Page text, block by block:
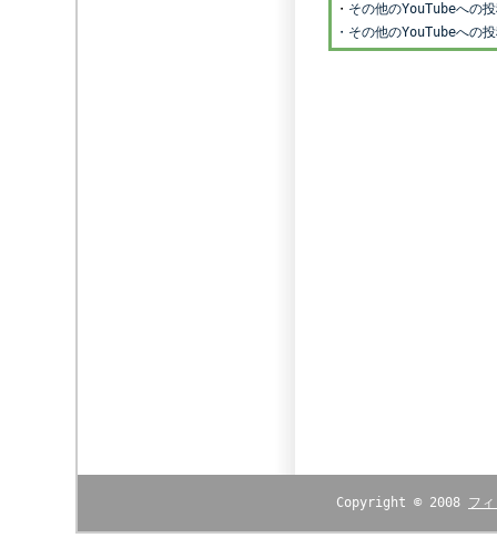
・ その他のYouTubeへの
・その他のYouTubeへの
Copyright © 2008 フ